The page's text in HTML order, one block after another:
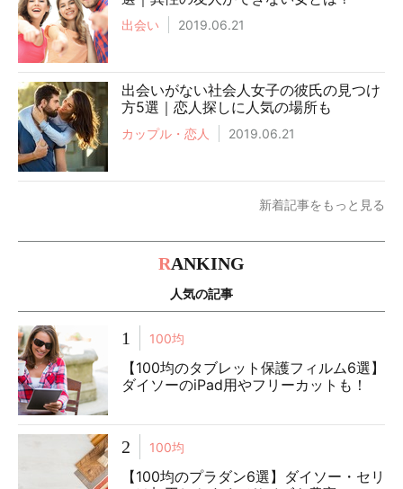
出会い 2019.06.21
出会いがない社会人女子の彼氏の見つけ
方5選｜恋人探しに人気の場所も
カップル・恋人 2019.06.21
新着記事をもっと見る
RANKING
人気の記事
1 100均
【100均のタブレット保護フィルム6選】
ダイソーのiPad用やフリーカットも！
2 100均
【100均のプラダン6選】ダイソー・セリ